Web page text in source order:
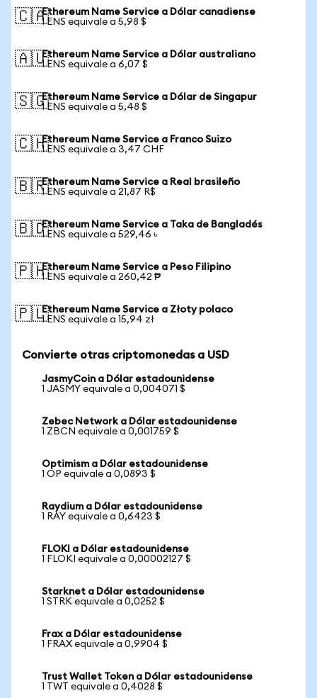
🇨🇦Ethereum Name Service a Dólar canadiense
1 ENS equivale a 5,98 $
🇦🇺Ethereum Name Service a Dólar australiano
1 ENS equivale a 6,07 $
🇸🇬Ethereum Name Service a Dólar de Singapur
1 ENS equivale a 5,48 $
🇨🇭Ethereum Name Service a Franco Suizo
1 ENS equivale a 3,47 CHF
🇧🇷Ethereum Name Service a Real brasileño
1 ENS equivale a 21,87 R$
🇧🇩Ethereum Name Service a Taka de Bangladés
1 ENS equivale a 529,46 ৳
🇵🇭Ethereum Name Service a Peso Filipino
1 ENS equivale a 260,42 ₱
🇵🇱Ethereum Name Service a Złoty polaco
1 ENS equivale a 15,94 zł
Convierte otras criptomonedas a USD
JasmyCoin a Dólar estadounidense
1 JASMY equivale a 0,004071 $
Zebec Network a Dólar estadounidense
1 ZBCN equivale a 0,001759 $
Optimism a Dólar estadounidense
1 OP equivale a 0,0893 $
Raydium a Dólar estadounidense
1 RAY equivale a 0,6423 $
FLOKI a Dólar estadounidense
1 FLOKI equivale a 0,00002127 $
Starknet a Dólar estadounidense
1 STRK equivale a 0,0252 $
Frax a Dólar estadounidense
1 FRAX equivale a 0,9904 $
Trust Wallet Token a Dólar estadounidense
1 TWT equivale a 0,4028 $